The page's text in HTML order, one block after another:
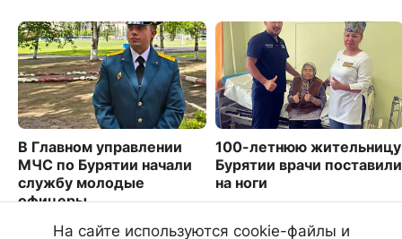
В Главном управлении
МЧС по Бурятии начали
службу молодые
офицеры
4787
100-летнюю жительницу
Бурятии врачи поставили
на ноги
На сайте используются cookie-файлы и